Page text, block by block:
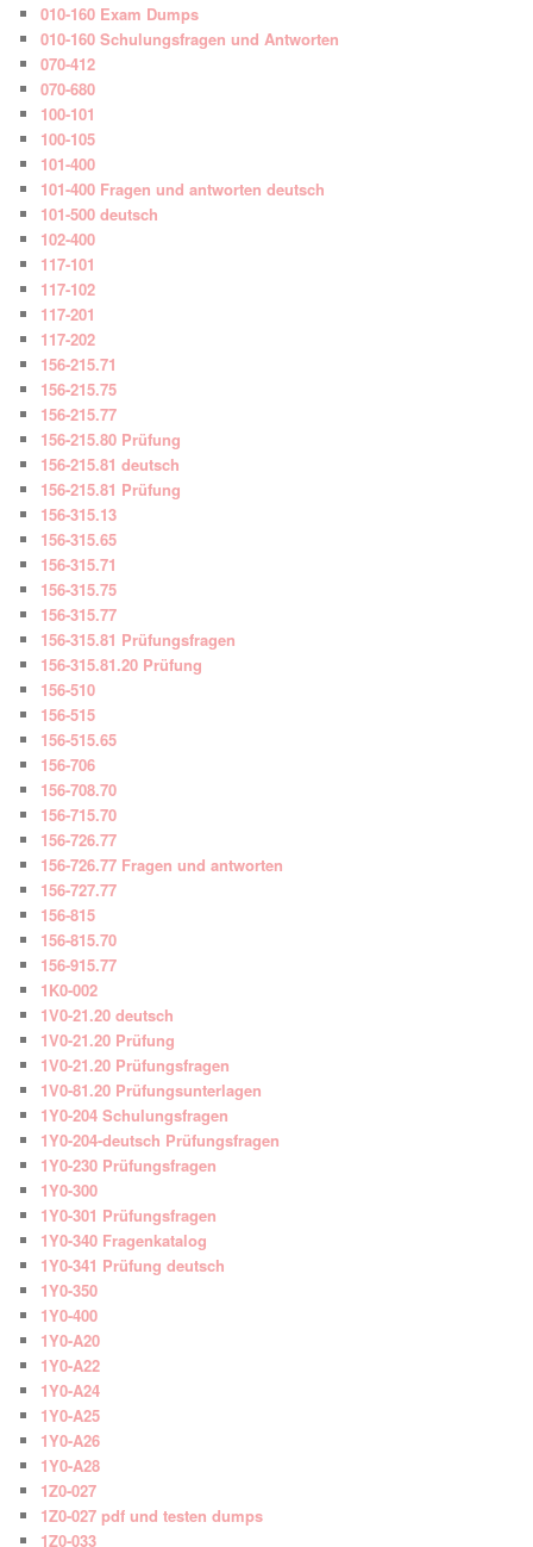
010-160 Exam Dumps
010-160 Schulungsfragen und Antworten
070-412
070-680
100-101
100-105
101-400
101-400 Fragen und antworten deutsch
101-500 deutsch
102-400
117-101
117-102
117-201
117-202
156-215.71
156-215.75
156-215.77
156-215.80 Prüfung
156-215.81 deutsch
156-215.81 Prüfung
156-315.13
156-315.65
156-315.71
156-315.75
156-315.77
156-315.81 Prüfungsfragen
156-315.81.20 Prüfung
156-510
156-515
156-515.65
156-706
156-708.70
156-715.70
156-726.77
156-726.77 Fragen und antworten
156-727.77
156-815
156-815.70
156-915.77
1K0-002
1V0-21.20 deutsch
1V0-21.20 Prüfung
1V0-21.20 Prüfungsfragen
1V0-81.20 Prüfungsunterlagen
1Y0-204 Schulungsfragen
1Y0-204-deutsch Prüfungsfragen
1Y0-230 Prüfungsfragen
1Y0-300
1Y0-301 Prüfungsfragen
1Y0-340 Fragenkatalog
1Y0-341 Prüfung deutsch
1Y0-350
1Y0-400
1Y0-A20
1Y0-A22
1Y0-A24
1Y0-A25
1Y0-A26
1Y0-A28
1Z0-027
1Z0-027 pdf und testen dumps
1Z0-033